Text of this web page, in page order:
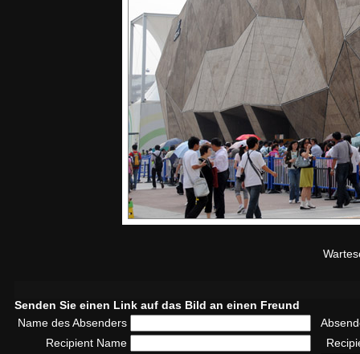
Senden Sie einen Link auf das Bild an einen Freund
Name des Absenders
Recipient Name